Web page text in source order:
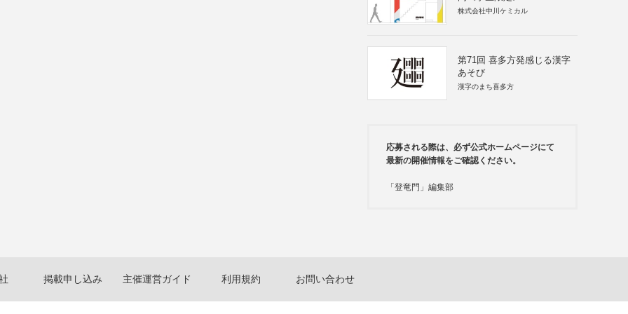
株式会社中川ケミカル
第71回 喜多方発感じる漢字
あそび
漢字のまち喜多方
応募される際は、必ず公式ホームページにて
最新の開催情報をご確認ください。
「登竜門」編集部
掲載申し込み 主催運営ガイド 利用規約 お問い合わせ